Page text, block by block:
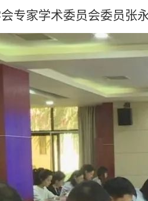
专家学术委员会委员张